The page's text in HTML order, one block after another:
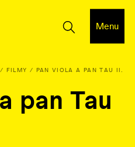
Menu
FILMY PAN VIOLA A PAN TAU II.
pan Tau